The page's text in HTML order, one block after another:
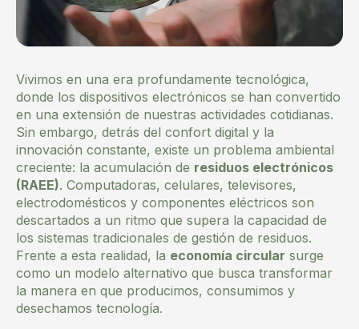
Vivimos en una era profundamente tecnológica,
donde los dispositivos electrónicos se han convertido
en una extensión de nuestras actividades cotidianas.
Sin embargo, detrás del confort digital y la
innovación constante, existe un problema ambiental
creciente: la acumulación de residuos electrónicos
(RAEE). Computadoras, celulares, televisores,
electrodomésticos y componentes eléctricos son
descartados a un ritmo que supera la capacidad de
los sistemas tradicionales de gestión de residuos.
Frente a esta realidad, la economía circular surge
como un modelo alternativo que busca transformar
la manera en que producimos, consumimos y
desechamos tecnología.